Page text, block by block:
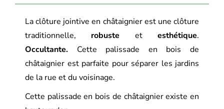
La clôture jointive en châtaignier est une clôture
traditionnelle, robuste etesthétique.
Occultante. Cette palissade en bois de
châtaignier est parfaite pour séparer les jardins
de la rue et du voisinage.
Cette palissade en bois de châtaignier existe en